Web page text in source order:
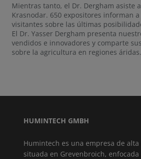
Mientras tanto, el Dr. Dergham asiste
Krasnodar. 650 expositores informan a
visitantes sobre las últimas
El Dr. Yasser Dergham presenta
vendidos e innovadores y comparte
sobre la agricultura en regiones áridas.
HUMINTECH GMBH
Humintech es una empresa de alta
situada en Grevenbroich, enfocada